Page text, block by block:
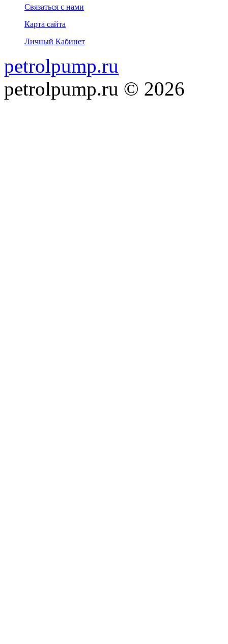
Связаться с нами
Карта сайта
Личный Кабинет
petrolpump.ru
petrolpump.ru © 2026